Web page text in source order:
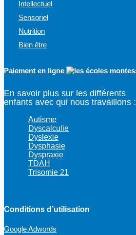
Intellectuel
Sensoriel
Nutrition
Bien être
Paiement en ligne
En savoir plus sur les différents
enfants avec qui nous travaillons :
Autisme
Dyscalculie
Dyslexie
Dysphasie
Dyspraxie
TDAH
Trisomie 21
Conditions d’utilisation
Google Adwords